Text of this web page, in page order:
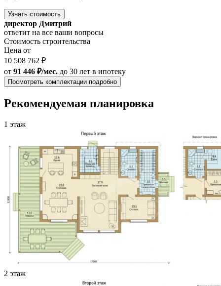
Узнать стоимость
директор Дмитрий
ответит на все ваши вопросы
Стоимость строительства
Цена от
10 508 762 ₽
от 91 446 ₽/мес. до 30 лет в ипотеку
Посмотреть комплектации подробно
Рекомендуемая планировка
1 этаж
2 этаж